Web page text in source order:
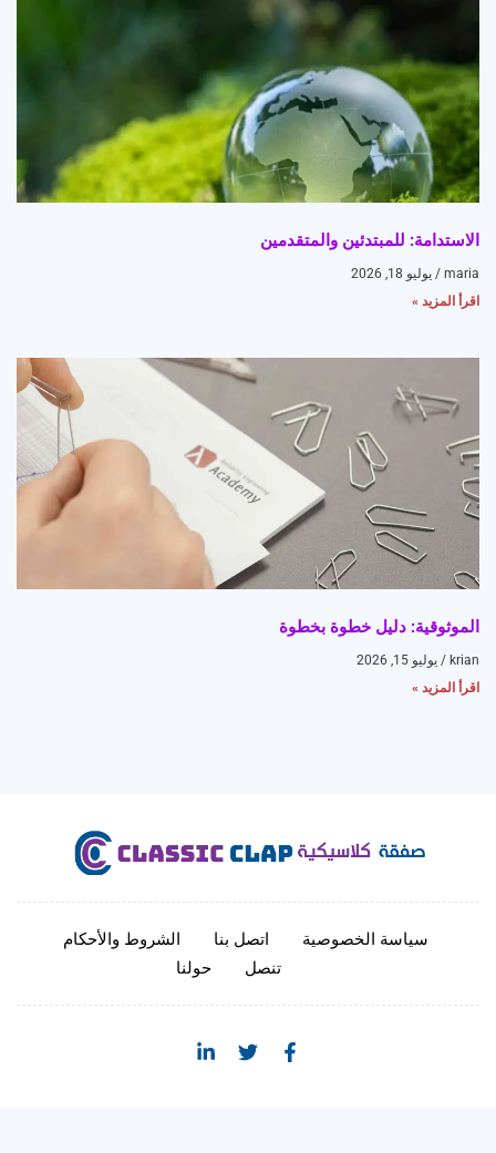
الاستدامة: للمبتدئين والمتقدمين
maria
يوليو 18, 2026
اقرأ المزيد »
الموثوقية: دليل خطوة بخطوة
krian
يوليو 15, 2026
اقرأ المزيد »
سياسة الخصوصية اتصل بنا
الشروط والأحكام
تنصل
حولنا